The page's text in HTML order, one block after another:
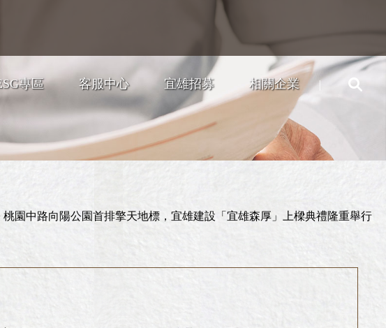
專區 客服中心 宜雄招募 相關企業
桃園中路向陽公園首排擎天地標，宜雄建設「宜雄森厚」上樑典禮隆重舉行